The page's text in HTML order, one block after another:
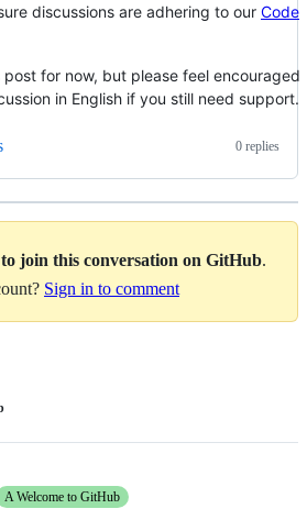
discussions are adhering to our Code
post for now, but please feel encouraged
in English if you still need support.
0 replies
to join this conversation on GitHub.
Sign in to comment
A Welcome to GitHub